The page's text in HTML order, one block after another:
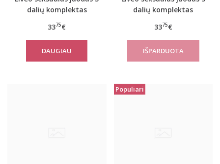
dalių komplektas
3375€
DAUGIAU
dalių komplektas
3375€
Populiari